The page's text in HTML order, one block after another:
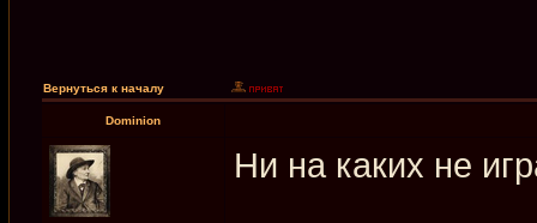
Вернуться к началу
Dominion
Ни на каких не